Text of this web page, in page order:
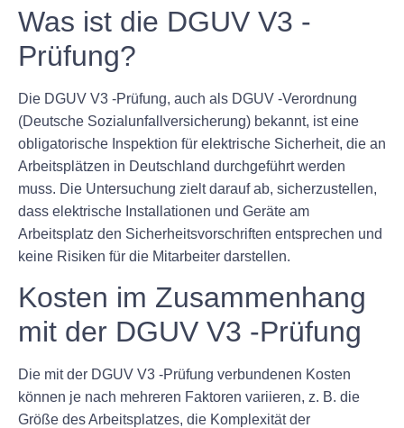
Was ist die DGUV V3 -
Prüfung?
Die DGUV V3 -Prüfung, auch als DGUV -Verordnung
(Deutsche Sozialunfallversicherung) bekannt, ist eine
obligatorische Inspektion für elektrische Sicherheit, die an
Arbeitsplätzen in Deutschland durchgeführt werden
muss. Die Untersuchung zielt darauf ab, sicherzustellen,
dass elektrische Installationen und Geräte am
Arbeitsplatz den Sicherheitsvorschriften entsprechen und
keine Risiken für die Mitarbeiter darstellen.
Kosten im Zusammenhang
mit der DGUV V3 -Prüfung
Die mit der DGUV V3 -Prüfung verbundenen Kosten
können je nach mehreren Faktoren variieren, z. B. die
Größe des Arbeitsplatzes, die Komplexität der